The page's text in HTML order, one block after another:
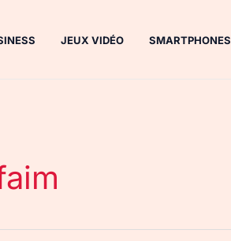
JEUX VIDÉO SMARTPHONES